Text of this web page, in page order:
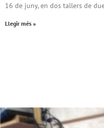
16 de juny, en dos tallers de
Llegir més »